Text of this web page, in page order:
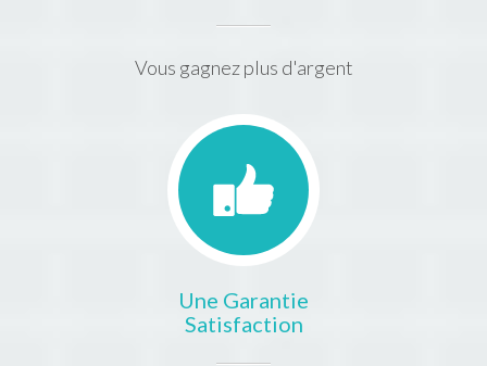
Vous gagnez plus d'argent
Une Garantie
Satisfaction